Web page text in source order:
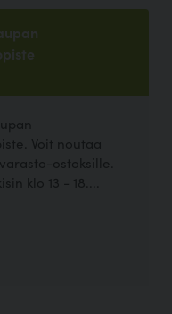
Voit noutaa
ostoksille.
klo 13 - 18....